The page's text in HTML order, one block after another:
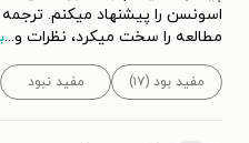
اسونسن را پیشنهاد میکنم.
مطالعه را سخت میکرد، نظرات و...
مفید بود (۱۷) مفید نبود